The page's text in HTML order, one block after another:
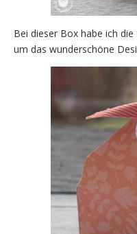
Bei dieser Box habe ich
um das wunderschöne